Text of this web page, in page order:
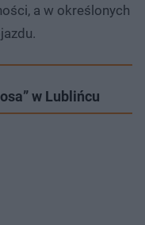
a w określonych
w Lublińcu